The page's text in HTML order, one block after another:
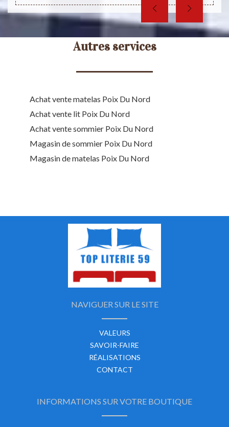
Autres services
Achat vente matelas Poix Du Nord
Achat vente lit Poix Du Nord
Achat vente sommier Poix Du Nord
Magasin de sommier Poix Du Nord
Magasin de matelas Poix Du Nord
NAVIGUER SUR LE SITE
VALEURS
SAVOIR-FAIRE
RÉALISATIONS
CONTACT
INFORMATIONS SUR VOTRE BOUTIQUE